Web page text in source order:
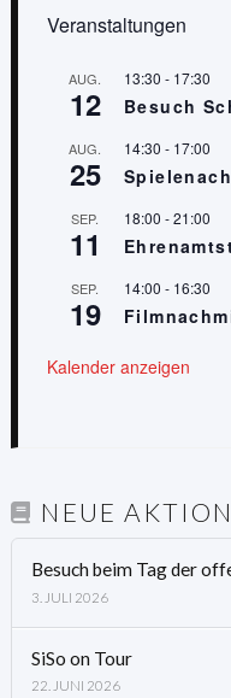
Veranstaltungen
AUG.
12
13:30 - 17:30
Besuch
AUG.
25
14:30 - 17:00
SEP.
11
18:00 -21:00
SEP.
19
14:00 - 16:30
Kalender anzeigen
NEUE
Besuch beim Tag der
3. JULI 2026
SiSo on Tour
22. JUNI 2026